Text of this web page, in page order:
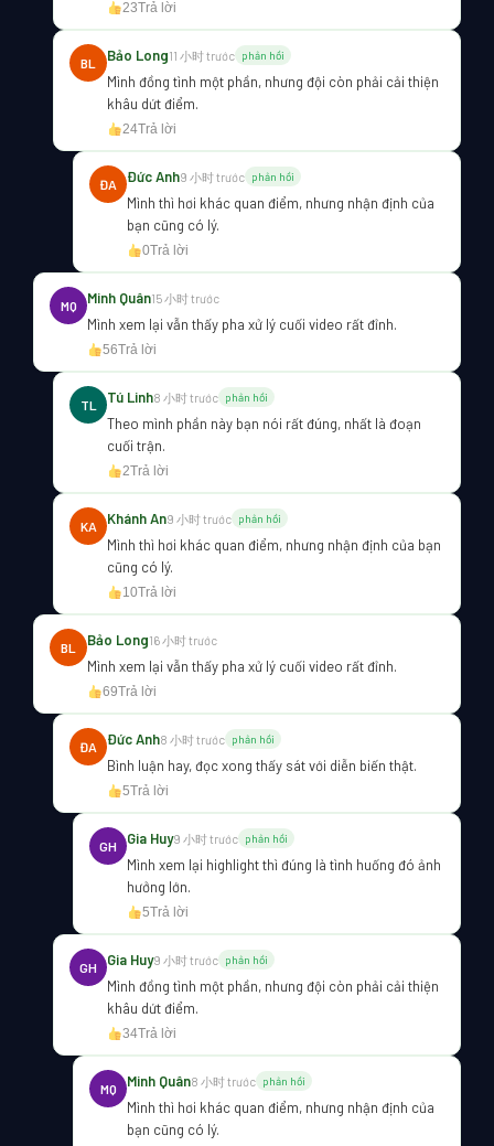
23Trả lời
BL Bảo Long11 小时 trước phản hồi
Mình đồng tình một phần, nhưng đội còn phải cải thiện
khâu dứt điểm.
24Trả lời
ĐA Đức Anh9 小时 trước phản hồi
Mình thì hơi khác quan điểm, nhưng nhận định của
bạn cũng có lý.
0Trả lời
MQ Minh Quân15 小时 trước
Mình xem lại vẫn thấy pha xử lý cuối video rất đỉnh.
56Trả lời
TL Tú Linh8 小时 trước phản hồi
Theo mình phần này bạn nói rất đúng, nhất là đoạn
cuối trận.
2Trả lời
KA Khánh An9 小时 trước phản hồi
Mình thì hơi khác quan điểm, nhưng nhận định của bạn
cũng có lý.
10Trả lời
BL Bảo Long16 小时 trước
Mình xem lại vẫn thấy pha xử lý cuối video rất đỉnh.
69Trả lời
ĐA Đức Anh8 小时 trước phản hồi
Bình luận hay, đọc xong thấy sát với diễn biến thật.
5Trả lời
GH Gia Huy9 小时 trước phản hồi
Mình xem lại highlight thì đúng là tình huống đó ảnh
hưởng lớn.
5Trả lời
GH Gia Huy9 小时 trước phản hồi
Mình đồng tình một phần, nhưng đội còn phải cải thiện
khâu dứt điểm.
34Trả lời
MQ Minh Quân8 小时 trước phản hồi
Mình thì hơi khác quan điểm, nhưng nhận định của
bạn cũng có lý.